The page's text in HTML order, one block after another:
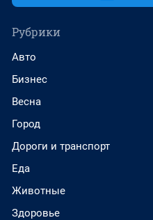
Рубрики
Авто
Бизнес
Весна
Город
Дороги и транспорт
Еда
Животные
Здоровье